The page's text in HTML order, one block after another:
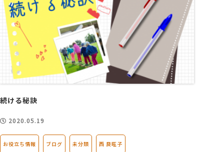
続ける秘訣
2020.05.19
お役立ち情報 ブログ 未分類 西 良旺子